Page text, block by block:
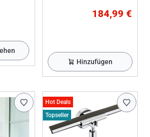
184,99 €
Hinzufügen
Hot Deals
Topseller